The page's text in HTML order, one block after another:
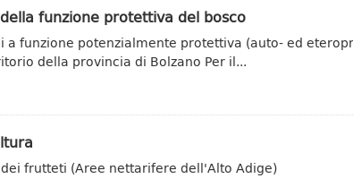
funzione protettiva del bosco
a funzione potenzialmente protettiva (auto- ed
della provincia di Bolzano Per il...
frutteti (Aree nettarifere dell'Alto Adige)